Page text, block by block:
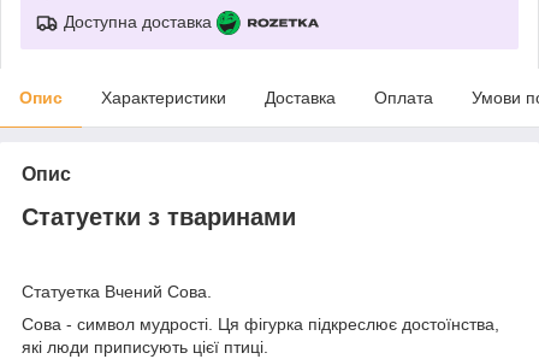
Доступна доставка
Опис Характеристики Доставка Оплата Умови
Опис
Статуетки з тваринами
Статуетка Вчений Сова.
Сова - символ мудрості. Ця фігурка підкреслює достоїнства,
які люди приписують цієї птиці.